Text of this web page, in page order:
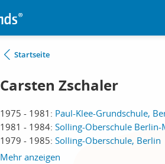
Startseite
Carsten Zschaler
1975 - 1981: Paul-Klee-Grundschule,
1981 - 1984: Solling-Oberschule
1979 - 1985: Solling-Oberschule, Berlin
Mehr anzeigen